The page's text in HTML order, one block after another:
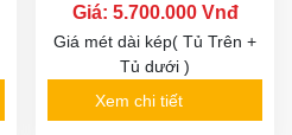
Giá: 5.700.000 Vnđ
Giá mét dài kép( Tủ Trên +
Tủ dưới )
Xem chi tiết